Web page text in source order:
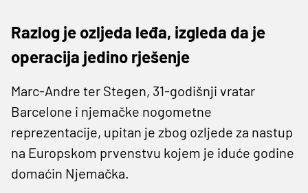
Razlog je ozljeda leđa, izgleda da je
operacija jedino rješenje
Marc-Andre ter Stegen, 31-godišnji vratar
Barcelone i njemačke nogometne
reprezentacije, upitan je zbog ozljede za nastup
na Europskom prvenstvu kojem je iduće godine
domaćin Njemačka.